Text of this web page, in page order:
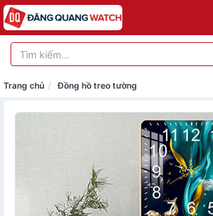
Trang chủ Đồng hồ treo tường